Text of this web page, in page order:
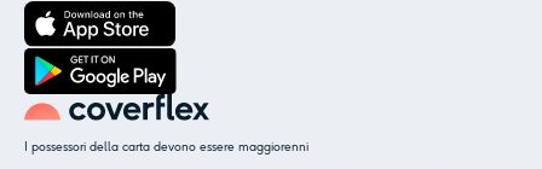
I possessori della carta devono essere maggiorenni